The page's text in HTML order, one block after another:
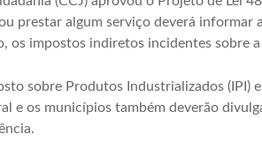
prestar algum serviço deverá informar
os impostos indiretos incidentes sobre
sobre Produtos Industrializados (IPI)
e os municípios também deverão